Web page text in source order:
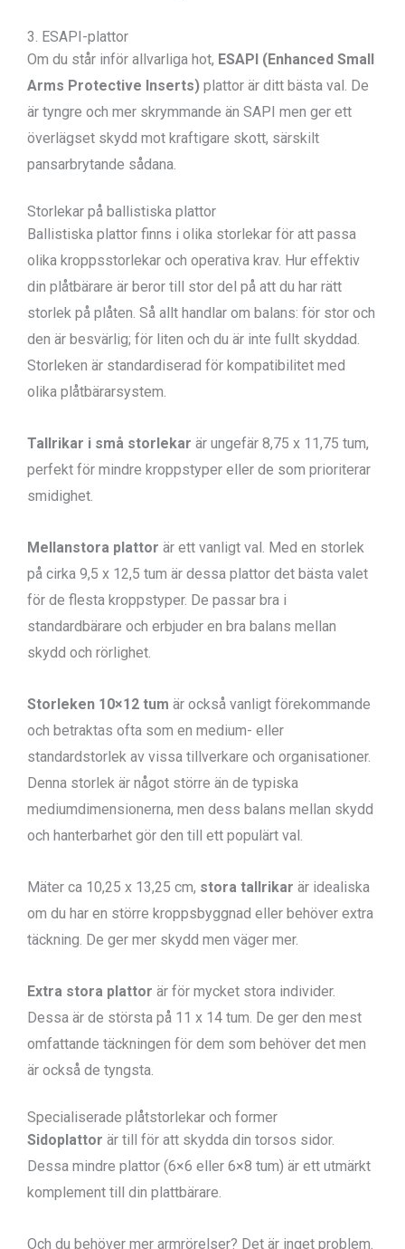
3. ESAPI-plattor
Om du står inför allvarliga hot, ESAPI (Enhanced Small
Arms Protective Inserts) plattor är ditt bästa val. De
är tyngre och mer skrymmande än SAPI men ger ett
överlägset skydd mot kraftigare skott, särskilt
pansarbrytande sådana.
Storlekar på ballistiska plattor
Ballistiska plattor finns i olika storlekar för att passa
olika kroppsstorlekar och operativa krav. Hur effektiv
din plåtbärare är beror till stor del på att du har rätt
storlek på plåten. Så allt handlar om balans: för stor och
den är besvärlig; för liten och du är inte fullt skyddad.
Storleken är standardiserad för kompatibilitet med
olika plåtbärarsystem.
Tallrikar i små storlekar är ungefär 8,75 x 11,75 tum,
perfekt för mindre kroppstyper eller de som prioriterar
smidighet.
Mellanstora plattor är ett vanligt val. Med en storlek
på cirka 9,5 x 12,5 tum är dessa plattor det bästa valet
för de flesta kroppstyper. De passar bra i
standardbärare och erbjuder en bra balans mellan
skydd och rörlighet.
Storleken 10×12 tum är också vanligt förekommande
och betraktas ofta som en medium- eller
standardstorlek av vissa tillverkare och organisationer.
Denna storlek är något större än de typiska
mediumdimensionerna, men dess balans mellan skydd
och hanterbarhet gör den till ett populärt val.
Mäter ca 10,25 x 13,25 cm, stora tallrikar är idealiska
om du har en större kroppsbyggnad eller behöver extra
täckning. De ger mer skydd men väger mer.
Extra stora plattor är för mycket stora individer.
Dessa är de största på 11 x 14 tum. De ger den mest
omfattande täckningen för dem som behöver det men
är också de tyngsta.
Specialiserade plåtstorlekar och former
Sidoplattor är till för att skydda din torsos sidor.
Dessa mindre plattor (6×6 eller 6×8 tum) är ett utmärkt
komplement till din plattbärare.
Och du behöver mer armrörelser? Det är inget problem.